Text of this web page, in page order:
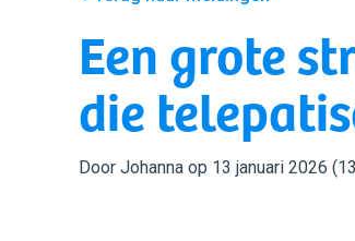
Een grote
die
Door Johanna op 13 januari 2026